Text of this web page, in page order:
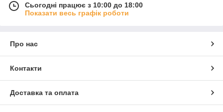
Сьогодні працює з 10:00 до 18:00
Показати весь графік роботи
Про нас
Контакти
Доставка та оплата